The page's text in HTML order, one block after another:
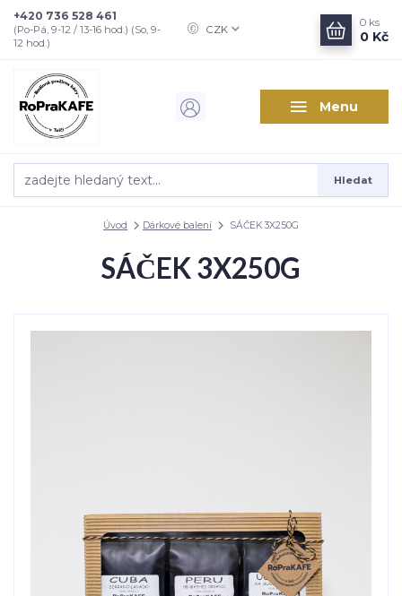
Menu
CZK
Hledat
+420 736 528 461
(Po-Pá, 9-12 / 13-16 hod.) (So, 9-
12 hod.)
0 ks
0 Kč
Úvod Dárkové balení SÁČEK 3X250G
SÁČEK 3X250G